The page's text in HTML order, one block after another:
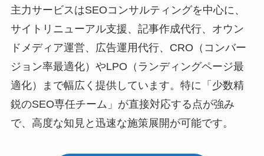
主力サービスはSEOコンサルティングを中心に、
サイトリニューアル支援、記事作成代行、オウン
ドメディア運営、広告運用代行、CRO（コンバー
ジョン率最適化）やLPO（ランディングページ最
適化）まで幅広く提供しています。特に「少数精
鋭のSEO専任チーム」が直接対応する点が強み
で、高度な知見と迅速な施策展開が可能です。